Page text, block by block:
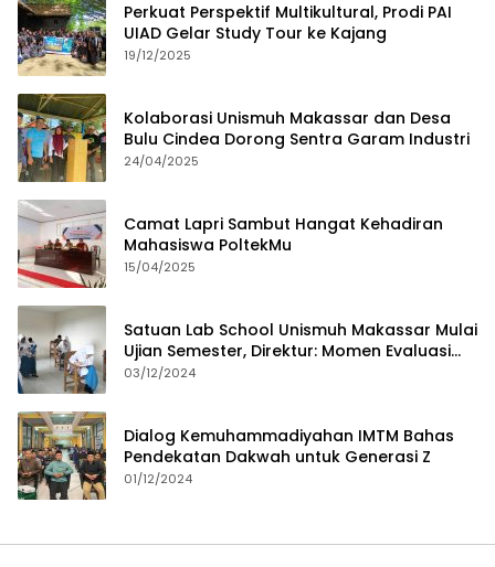
Perkuat Perspektif Multikultural, Prodi PAI
UIAD Gelar Study Tour ke Kajang
19/12/2025
Kolaborasi Unismuh Makassar dan Desa
Bulu Cindea Dorong Sentra Garam Industri
24/04/2025
Camat Lapri Sambut Hangat Kehadiran
Mahasiswa PoltekMu
15/04/2025
Satuan Lab School Unismuh Makassar Mulai
Ujian Semester, Direktur: Momen Evaluasi
Proses Pembelajaran
03/12/2024
Dialog Kemuhammadiyahan IMTM Bahas
Pendekatan Dakwah untuk Generasi Z
01/12/2024